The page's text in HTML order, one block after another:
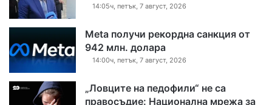
14:05ч, петък, 7 август, 2026
Meta получи рекордна санкция от
942 млн. долара
14:00ч, петък, 7 август, 2026
„Ловците на педофили“ не са
правосъдие: Национална мрежа за